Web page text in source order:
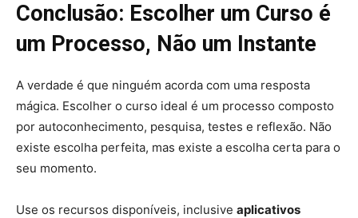
Conclusão: Escolher um Curso é
um Processo, Não um Instante
A verdade é que ninguém acorda com uma resposta
mágica. Escolher o curso ideal é um processo composto
por autoconhecimento, pesquisa, testes e reflexão. Não
existe escolha perfeita, mas existe a escolha certa para o
seu momento.
Use os recursos disponíveis, inclusive aplicativos